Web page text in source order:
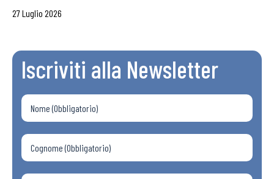
27 Luglio 2026
Iscriviti alla Newsletter